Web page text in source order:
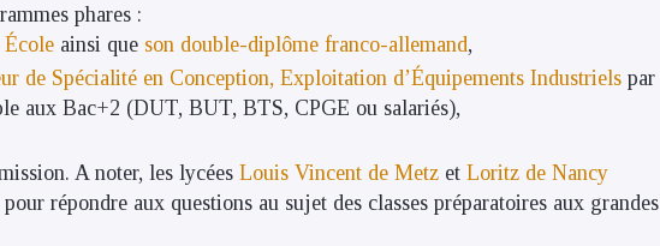
phares :
École ainsi que son double-diplôme franco-allemand,
de Spécialité en Conception, Exploitation d’Équipements Industriels par
aux Bac+2 (DUT, BUT, BTS, CPGE ou salariés),
A noter, les lycées Louis Vincent de Metz et Loritz de Nancy
répondre aux questions au sujet des classes préparatoires aux grandes